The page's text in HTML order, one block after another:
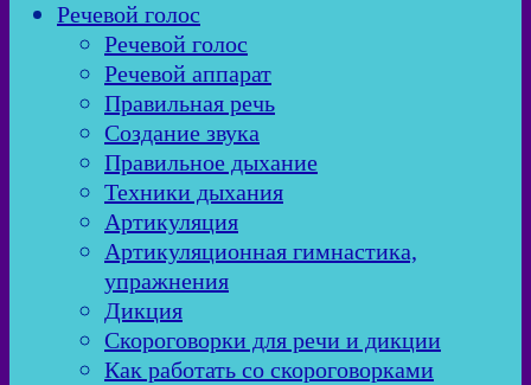
Речевой голос
Речевой голос
Речевой аппарат
Правильная речь
Создание звука
Правильное дыхание
Техники дыхания
Артикуляция
Артикуляционная гимнастика,
упражнения
Дикция
Скороговорки для речи и дикции
Как работать со скороговорками